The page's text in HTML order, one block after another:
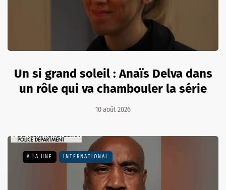
Un si grand soleil : Anaïs Delva dans
un rôle qui va chambouler la série
10 août 2026
A LA UNE INTERNATIONAL